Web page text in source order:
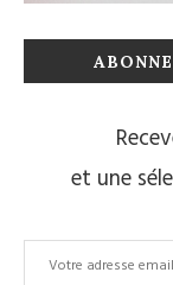
et une